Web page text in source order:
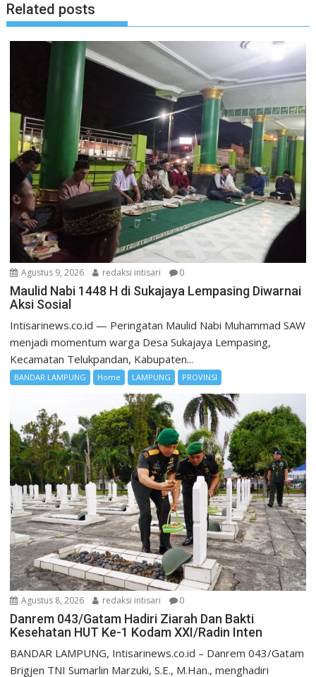
Related posts
Agustus 9, 2026 redaksi intisari 0
Maulid Nabi 1448 H di Sukajaya Lempasing Diwarnai
Aksi Sosial
Intisarinews.co.id — Peringatan Maulid Nabi Muhammad SAW
menjadi momentum warga Desa Sukajaya Lempasing,
Kecamatan Telukpandan, Kabupaten...
BANDAR LAMPUNG Home LAMPUNG PROVINSI
Agustus 8, 2026 redaksi intisari 0
Danrem 043/Gatam Hadiri Ziarah Dan Bakti
Kesehatan HUT Ke-1 Kodam XXI/Radin Inten
BANDAR LAMPUNG, Intisarinews.co.id – Danrem 043/Gatam
Brigjen TNI Sumarlin Marzuki, S.E., M.Han., menghadiri